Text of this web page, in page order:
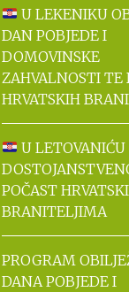
U LEKENIKU
DAN POBJEDE I
DOMOVINSKE
ZAHVALNOSTI TE
HRVATSKIH
U LETOVANIĆU
POČAST
BRANITELJIMA
PROGRAM
DANA POBJEDE I